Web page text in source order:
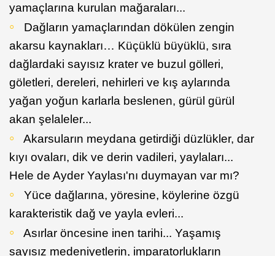
yamaçlarına kurulan mağaraları...
Dağların yamaçlarından dökülen zengin
akarsu kaynakları… Küçüklü büyüklü, sıra
dağlardaki sayısız krater ve buzul gölleri,
göletleri, dereleri, nehirleri ve kış aylarında
yağan yoğun karlarla beslenen, gürül gürül
akan şelaleler...
Akarsuların meydana getirdiği düzlükler, dar
kıyı ovaları, dik ve derin vadileri, yaylaları...
Hele de Ayder Yaylası'nı duymayan var mı?
Yüce dağlarına, yöresine, köylerine özgü
karakteristik dağ ve yayla evleri...
Asırlar öncesine inen tarihi... Yaşamış
sayısız medeniyetlerin, imparatorlukların